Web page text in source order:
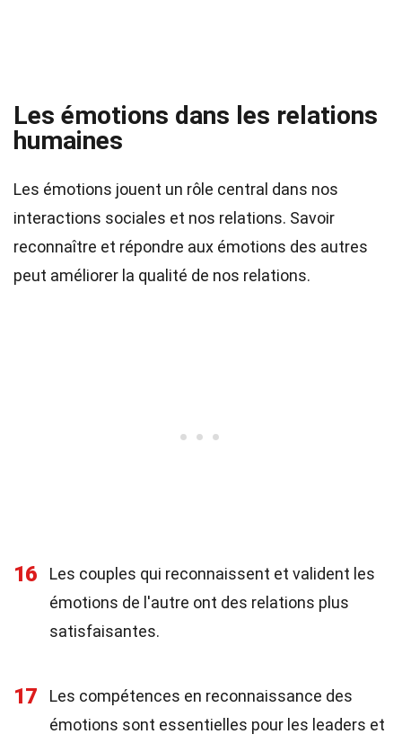
Les émotions dans les relations
humaines
Les émotions jouent un rôle central dans nos
interactions sociales et nos relations. Savoir
reconnaître et répondre aux émotions des autres
peut améliorer la qualité de nos relations.
16
Les couples qui reconnaissent et valident les
émotions de l'autre ont des relations plus
satisfaisantes.
17
Les compétences en reconnaissance des
émotions sont essentielles pour les leaders et